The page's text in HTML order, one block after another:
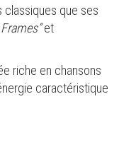
classiques que ses
et
riche en chansons
caractéristique